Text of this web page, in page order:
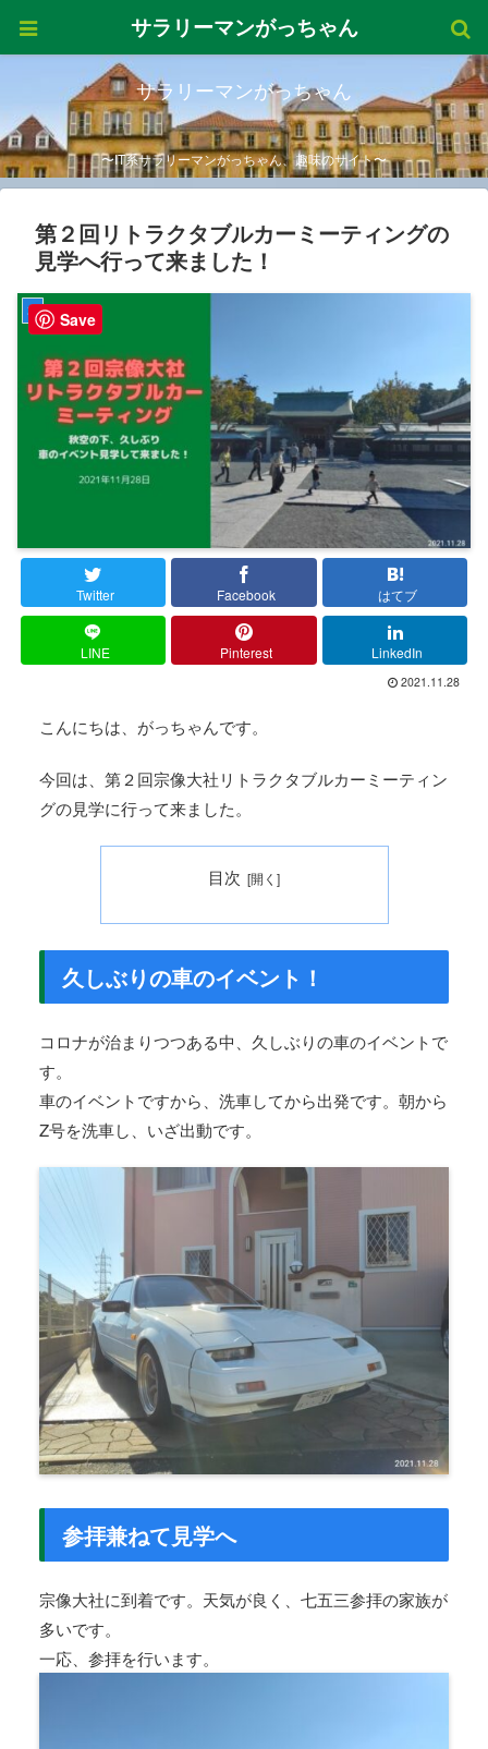
サラリーマンがっちゃん
〜IT系サラリーマンがっちゃん、趣味のサイト〜
第２回リトラクタブルカーミーティングの
見学へ行って来ました！
車
Twitter Facebook はてブ
LINE Pinterest LinkedIn
2021.11.28
こんにちは、がっちゃんです。
今回は、第２回宗像大社リトラクタブルカーミーティン
グの見学に行って来ました。
目次
久しぶりの車のイベント！
コロナが治まりつつある中、久しぶりの車のイベントで
す。
車のイベントですから、洗車してから出発です。朝から
Z号を洗車し、いざ出動です。
参拝兼ねて見学へ
宗像大社に到着です。天気が良く、七五三参拝の家族が
多いです。
一応、参拝を行います。
サラリーマンがっちゃん
Save